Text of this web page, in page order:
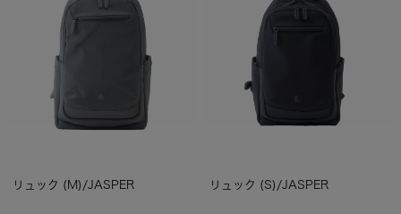
リュック (M)/JASPER リュック (S)/JASPER